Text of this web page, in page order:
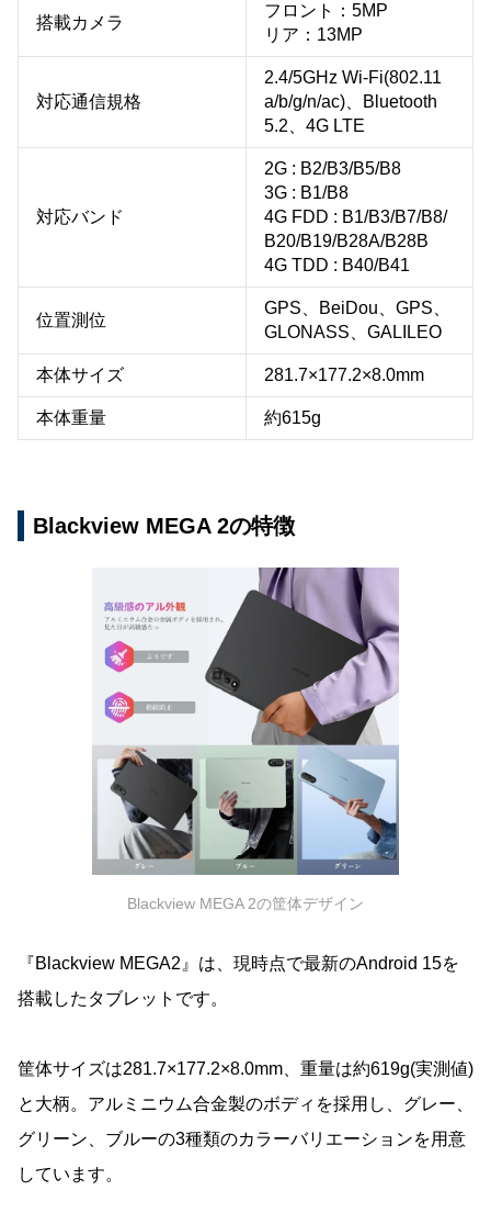
搭載カメラ
フロント：5MP
リア：13MP
対応通信規格
2.4/5GHz Wi-Fi(802.11
a/b/g/n/ac)、Bluetooth
5.2、4G LTE
対応バンド
2G : B2/B3/B5/B8
3G : B1/B8
4G FDD : B1/B3/B7/B8/
B20/B19/B28A/B28B
4G TDD : B40/B41
位置測位
GPS、BeiDou、GPS、
GLONASS、GALILEO
本体サイズ 281.7×177.2×8.0mm
本体重量 約615g
Blackview MEGA 2の特徴
Blackview MEGA 2の筐体デザイン
『Blackview MEGA2』は、現時点で最新のAndroid 15を
搭載したタブレットです。
筐体サイズは281.7×177.2×8.0mm、重量は約619g(実測値)
と大柄。アルミニウム合金製のボディを採用し、グレー、
グリーン、ブルーの3種類のカラーバリエーションを用意
しています。